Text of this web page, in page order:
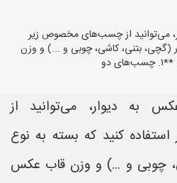
می‌توانید از چسب‌های مخصوص زیر
(گچی، بتنی، کاشی، چوبی و ...) و وزن
دو
به دیوار، می‌توانید از
کنید که بسته به نوع
چوبی و ...) و وزن قاب عکس